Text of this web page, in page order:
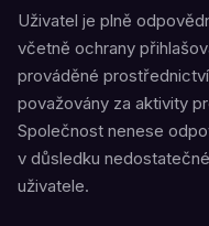
Uživatel je plně
včetně ochrany
prováděné
považovány za aktivity
Společnost nenese
v důsledku
uživatele.